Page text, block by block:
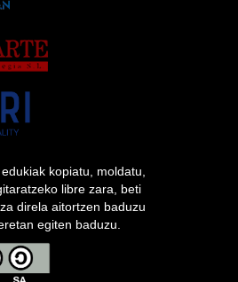
kopiatu, moldatu,
libre zara, beti
direla aitortzen baduzu
egiten baduzu.